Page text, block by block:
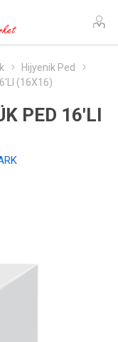
Hijyenik Ped
(16X16)
PED 16'LI